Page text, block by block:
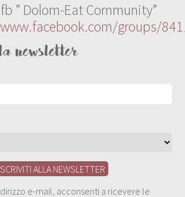
” Dolom-Eat Community”
groups/
newsletter
e-mail, acconsenti a ricevere le